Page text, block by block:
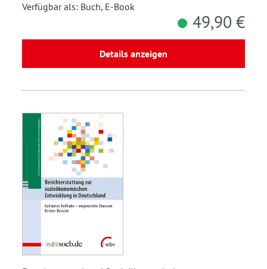
Verfügbar als: Buch, E-Book
49,90 €
Details anzeigen